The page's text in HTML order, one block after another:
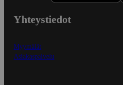
Yhteystiedot
Myymälät
Asiakaspalvelu